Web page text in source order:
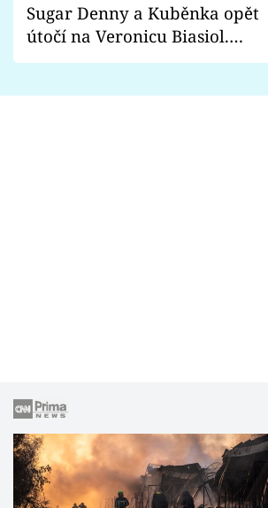
Sugar Denny a Kuběnka opět
útočí na Veronicu Biasiol.
Proč je podle nich falešná a